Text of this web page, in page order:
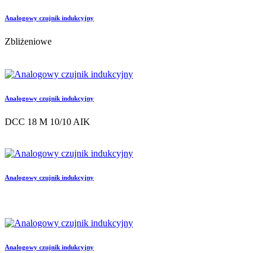
Analogowy czujnik indukcyjny
Zbliżeniowe
Analogowy czujnik indukcyjny
DCC 18 M 10/10 AIK
Analogowy czujnik indukcyjny
Analogowy czujnik indukcyjny